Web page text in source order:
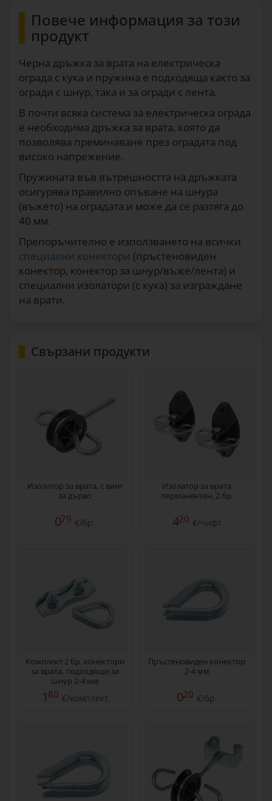
Повече информация за този
продукт
Черна дръжка за врата на електрическа
ограда с кука и пружина е подходяща както за
огради с шнур, така и за огради с лента.
В почти всяка система за електрическа ограда
е необходима дръжка за врата, която да
позволява преминаване през оградата под
високо напрежение.
Пружината във вътрешността на дръжката
осигурява правилно опъване на шнура
(въжето) на оградата и може да се разтяга до
40 мм.
Препоръчително е използването на всички
специални конектори (пръстеновиден
конектор, конектор за шнур/въже/лента) и
специални изолатори (с кука) за изграждане
на врати.
Свързани продукти
Изолатор за врата, с винт
за дърво
079 €/бр.
Изолатор за врата
перманентен, 2 бр.
420 €/чифт
Комплект 2 бр. конектори
за врата, подходящи за
шнур 2-4 мм
1 80 €/комплект
Пръстеновиден конектор
2-4 мм
020 €/бр.